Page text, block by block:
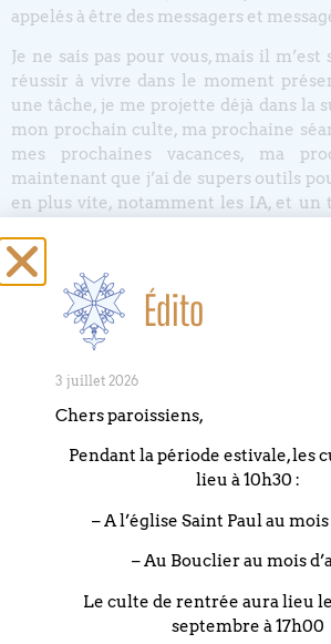
appelés à être des messagers et
Je ne sais pas pour vous, mais il
réussir à vivre dans le moment
une tâche, je me projette déjà dans la
mon prochain culte, ma prochaine
mes prochaines vacances, ma
maintenant que j’ai de supers outils
en plus vite, notamment les IA, et un
personne performante et efficace…
puisque les TO-DO List m’empêchent de
de me souvenir que je dois vivre ma
plus tard. J’ai besoin de reprendre mon
de sortir ma tête de mon ordinateur
vers ce qui m’entoure et Celui qui
Comment incarner l’espérance que je
de vie, tant en paroles qu’en actes, si je
attendu de moi est toujours de me
Il n’y a pas de meilleur moment
meilleur moment pour vivre que le
Même dans les moments plus
Édito
3 juillet 2026
Chers paroissiens,
Pendant la période estivale, les
lieu à 10h30 :
– A l’église Saint Paul au
– Au Bouclier au mois
Le culte de rentrée aura lieu le
septembre à 17h00